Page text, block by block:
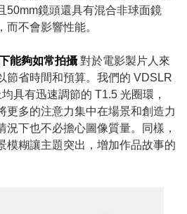
50mm鏡頭還具有混合非球面鏡
而不會影響性能。
能夠如常拍攝對於電影製片人來
節省時間和預算。我們的 VDSLR
具有迅速調節的 T1.5 光圈環，
更多的注意力集中在場景和創造力
況下也不必擔心圖像質量。同樣，
模糊讓主題突出，增加作品故事的